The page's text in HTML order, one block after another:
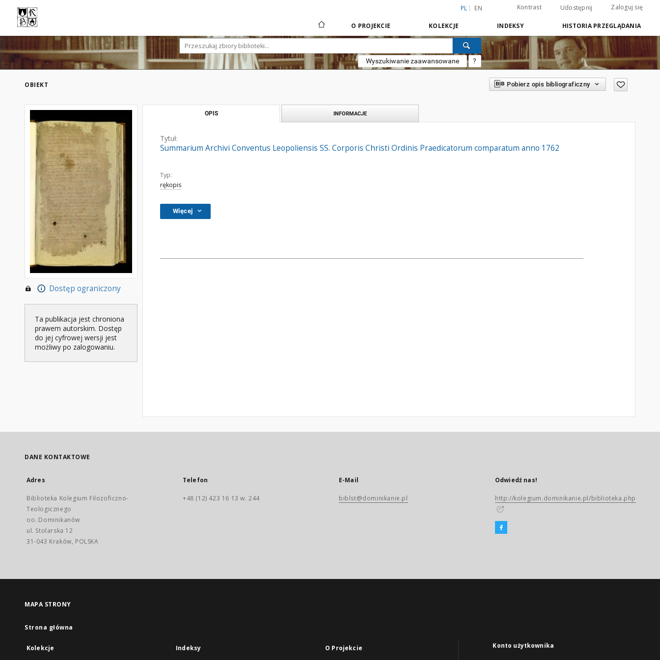
PL EN Kontrast Udostępnij Zaloguj się
O PROJEKCIE KOLEKCJE INDEKSY HISTORIA PRZEGLĄDANIA
Wyszukiwanie zaawansowane ?
OBIEKT Pobierz opis bibliograficzny
Dostęp ograniczony
Ta publikacja jest chroniona
prawem autorskim. Dostęp
do jej cyfrowej wersji jest
możliwy po zalogowaniu.
OPIS INFORMACJE
Tytuł:
Summarium Archivi Conventus Leopoliensis SS. Corporis Christi Ordinis Praedicatorum comparatum anno 1762
Typ:
rękopis
Więcej
DANE KONTAKTOWE
Adres
Biblioteka Kolegium Filozoficzno-
Teologicznego
oo. Dominikanów
ul. Stolarska 12
31-043 Kraków, POLSKA
Telefon
+48 (12) 423 16 13 w. 244
E-Mail
biblst@dominikanie.pl
Odwiedź nas!
http://kolegium.dominikanie.pl/biblioteka.php
MAPA STRONY
Strona główna
Kolekcje Indeksy O Projekcie Konto użytkownika